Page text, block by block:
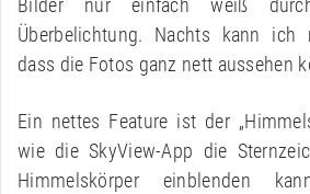
Bilder nur einfach weiß
Überbelichtung. Nachts kann ich
dass die Fotos ganz nett aussehen
Ein nettes Feature ist der
wie die SkyView-App die
Himmelskörper einblenden